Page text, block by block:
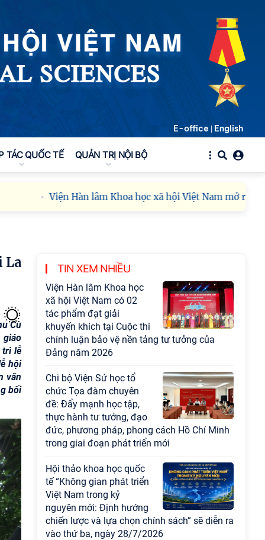
E-office | English
TÁC QUỐC TẾ QUẢN TRỊ NỘI BỘ
Viện Hàn lâm Khoa học xã hội Việt Nam mở rộng
Cù
giáo
trì lễ
hội
văn
bối
TIN XEM NHIỀU
Viện Hàn lâm Khoa học
xã hội Việt Nam có 02
tác phẩm đạt giải
khuyến khích tại Cuộc thi
chính luận bảo vệ nền tảng tư tưởng của
Đảng năm 2026
Chi bộ Viện Sử học tổ
chức Tọa đàm chuyên
đề: Đẩy mạnh học tập,
thực hành tư tưởng, đạo
đức, phương pháp, phong cách Hồ Chí Minh
trong giai đoạn phát triển mới
Hội thảo khoa học quốc
tế “Không gian phát triển
Việt Nam trong kỷ
nguyên mới: Định hướng
chiến lược và lựa chọn chính sách” sẽ diễn ra
vào thứ ba, ngày 28/7/2026